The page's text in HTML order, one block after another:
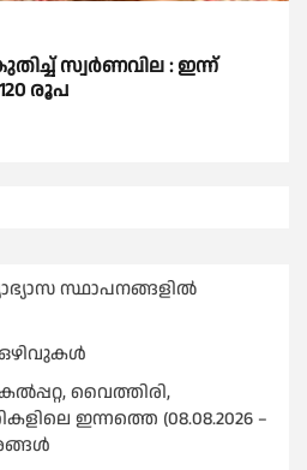
സ്വര്‍ണവില : ഇന്ന്
രൂപ
സ്ഥാപനങ്ങളിൽ
ഒഴിവുകൾ
വൈത്തിരി,
ഇന്നത്തെ (08.08.2026 –